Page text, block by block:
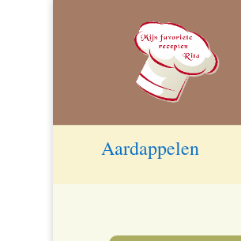
Aardappelen